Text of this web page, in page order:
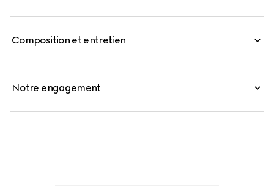
Composition et entretien
Notre engagement